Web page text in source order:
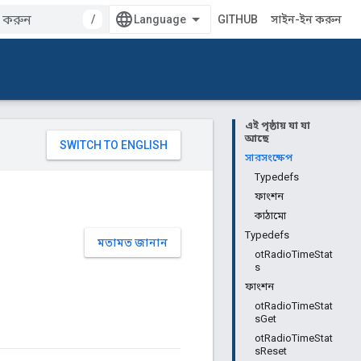
/ GITHUB সাইন-ইন করুন
এই পৃষ্ঠায় যা যা
আছে
সারসংক্ষেপ
Typedefs
ফাংশন
কাঠামো
Typedefs
otRadioTimeStat
s
ফাংশন
otRadioTimeStat
sGet
otRadioTimeStat
sReset
মতামত জানান